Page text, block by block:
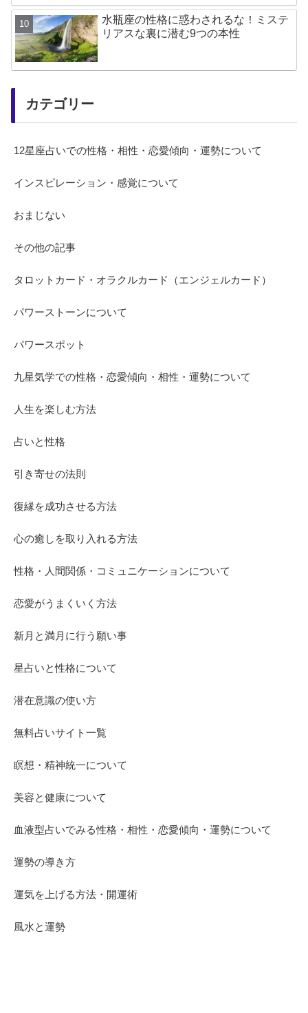
水瓶座の性格に惑わされるな！ミステ
リアスな裏に潜む9つの本性
カテゴリー
12星座占いでの性格・相性・恋愛傾向・運勢について
インスピレーション・感覚について
おまじない
その他の記事
タロットカード・オラクルカード（エンジェルカード）
パワーストーンについて
パワースポット
九星気学での性格・恋愛傾向・相性・運勢について
人生を楽しむ方法
占いと性格
引き寄せの法則
復縁を成功させる方法
心の癒しを取り入れる方法
性格・人間関係・コミュニケーションについて
恋愛がうまくいく方法
新月と満月に行う願い事
星占いと性格について
潜在意識の使い方
無料占いサイト一覧
瞑想・精神統一について
美容と健康について
血液型占いでみる性格・相性・恋愛傾向・運勢について
運勢の導き方
運気を上げる方法・開運術
風水と運勢